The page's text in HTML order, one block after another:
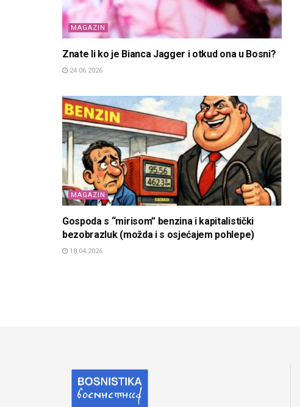
MAGAZIN
Znate li ko je Bianca Jagger i otkud ona u Bosni?
24.06.2026
MAGAZIN
Gospoda s “mirisom” benzina i kapitalistički
bezobrazluk (možda i s osjećajem pohlepe)
18.04.2026